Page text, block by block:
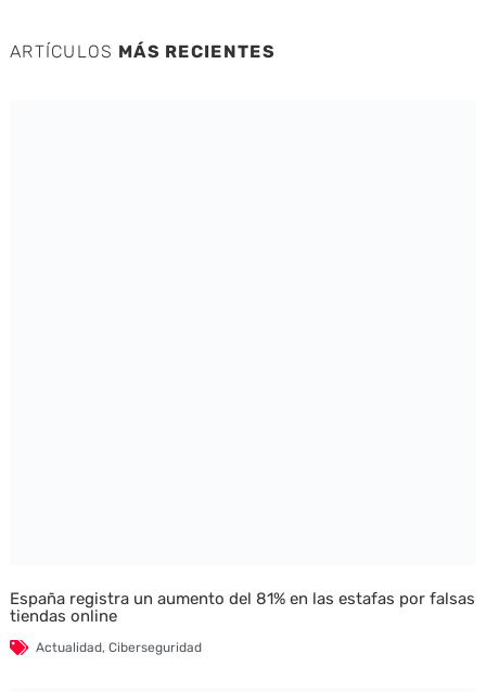
ARTÍCULOS MÁS RECIENTES
España registra un aumento del 81% en las estafas por falsas
tiendas online
Actualidad, Ciberseguridad